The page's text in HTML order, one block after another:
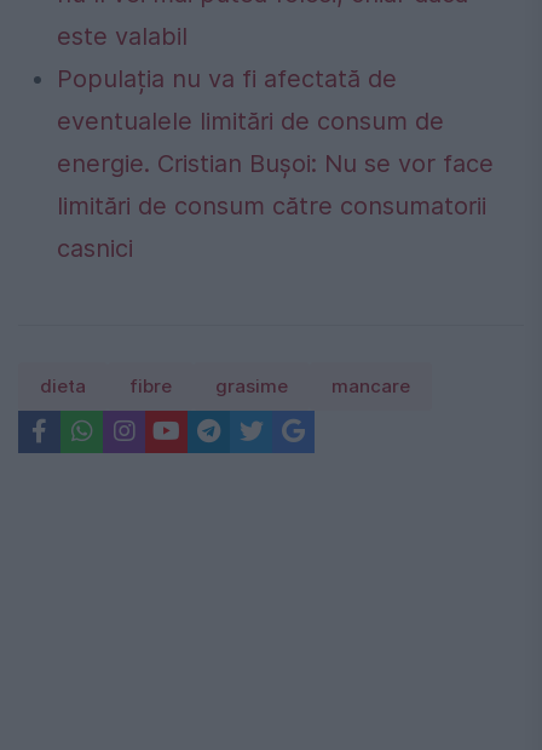
este valabil
Populația nu va fi afectată de
eventualele limitări de consum de
energie. Cristian Bușoi: Nu se vor face
limitări de consum către consumatorii
casnici
dieta fibre grasime mancare